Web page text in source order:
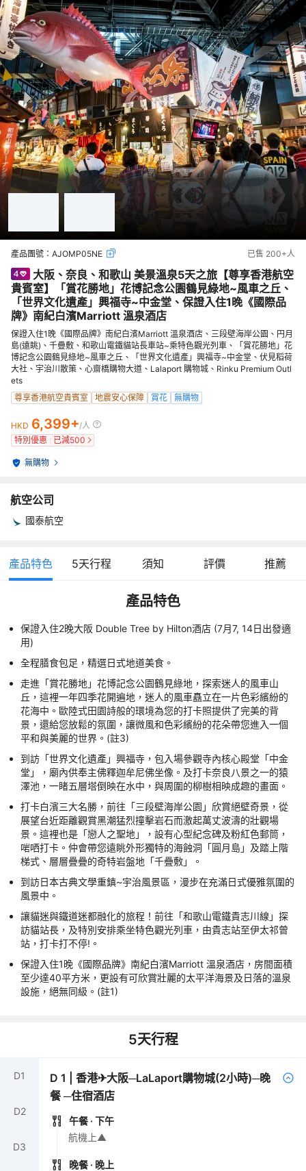
產品團號： AJOMP05NE 已售 200+人
大阪、奈良、和歌山 美景溫泉5天之旅【尊享香港航空
貴賓室】「賞花勝地」花博記念公園鶴見綠地~風車之丘、
「世界文化遺產」興福寺~中金堂、保證入住1晚《國際品
牌》南紀白濱Marriott 溫泉酒店
保證入住1晚《國際品牌》南紀白濱Marriott 溫泉酒店、三段壁海岸公園、円月
島(遠眺)、千疊敷、和歌山電鐵貓站長車站~乘特色觀光列車、「賞花勝地」花
博記念公園鶴見綠地~風車之丘、「世界文化遺產」興福寺~中金堂、伏見稻荷
大社、宇治川散策、心齋橋購物大道、Lalaport 購物城、Rinku Premium Outl
ets
尊享香港航空貴賓室
地震安心保障 賞花 無購物
HKD 6,399+/人
特別優惠
已減500
無購物
航空公司
國泰航空
產品特色 5天行程 須知 評價 推薦
產品特色
保證入住2晚大阪 Double Tree by Hilton酒店 (7月7, 14日出發適
用)
全程膳食包足，精選日式地道美食。
走進「賞花勝地」花博記念公園鶴見綠地，探索迷人的風車山
丘，這裡一年四季花開遍地，迷人的風車矗立在一片色彩繽紛的
花海中。歐陸式田園詩般的環境為您的打卡照提供了完美的背
景，還給您放鬆的氛圍，讓微風和色彩繽紛的花朵帶您進入一個
平和與美麗的世界。(註3)
到訪「世界文化遺產」興福寺，包入場參觀寺內核心殿堂「中金
堂」，廟內供奉主佛釋迦牟尼佛坐像。及打卡奈良八景之一的猿
澤池，一睹五層塔倒映在水中，與周圍的柳樹相映成趣的畫面。
打卡白濱三大名勝，前往「三段壁海岸公園」欣賞絕壁奇景，從
展望台近距離觀賞黑潮猛烈撞擊岩石而激起萬丈波濤的壯觀場
景。這裡也是「戀人之聖地」，設有心型紀念碑及粉紅色郵筒，
啱哂打卡。仲會帶您遠眺外形獨特的海蝕洞「圓月島」及踏上階
梯式、層層疊疊的奇特岩盤地「千疊敷」。
到訪日本古典文學重鎮~宇治風景區，漫步在充滿日式優雅氛圍的
風景中。
讓貓迷與鐵道迷都融化的旅程！前往「和歌山電鐵貴志川線」探
訪貓站長，及特別安排乘坐特色觀光列車，由貴志站至伊太祁曾
站，打卡打不停!。
保證入住1晚《國際品牌》南紀白濱Marriott 溫泉酒店，房間面積
至少達40平方米，更設有可欣賞壯麗的太平洋海景及日落的溫泉
設施，絕無同級。(註1)
5天行程
D1
D2
D3
D1 |香港✈大阪─LaLaport購物城(2小時)─晚
餐 ─住宿酒店
午餐 · 下午
航機上▲
晚餐 · 晚上